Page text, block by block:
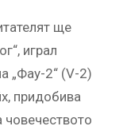
ще
играл
„Фау-2“ (V-2)
придобива
човечеството